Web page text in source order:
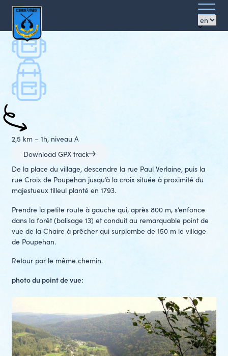
Azimut
Ouvrir/
le
menu
Walks
La Chaire à prêcher
2,5 km – 1h, niveau A
Download GPX track
De la place du village, descendre la rue Paul Verlaine, puis la
rue Croix de Poupehan jusqu’à la croix située à proximité du
majestueux tilleul planté en 1793.
Prendre la petite route à gauche qui, après 800 m, s’enfonce
dans la forêt (balisage 13) et conduit au remarquable point de
vue de la Chaire à prêcher qui surplombe de 150 m le village
de Poupehan.
Retour par le même chemin.
photo du point de vue: